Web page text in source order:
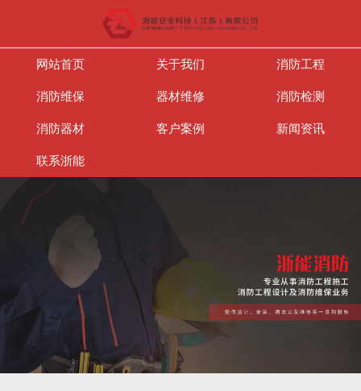
网站首页 关于我们 消防工程
消防维保 器材维修 消防检测
消防器材 客户案例 新闻资讯
联系浙能